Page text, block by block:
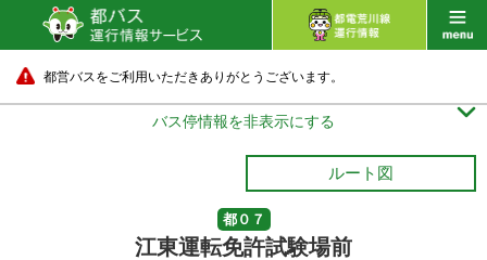
都営バスをご利用いただきありがとうございます。
バス停情報を非表示にする 
ルート図
都０７
江東運転免許試験場前